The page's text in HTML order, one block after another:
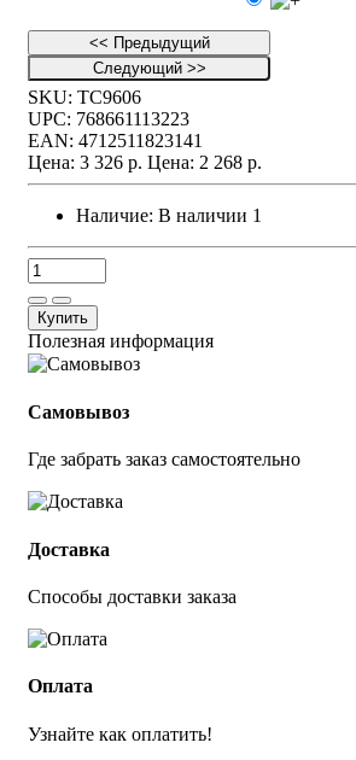
<< Предыдущий
Следующий >>
SKU: TC9606
UPC: 768661113223
EAN: 4712511823141
Цена: 3 326 р. Цена: 2 268 р.
Наличие: В наличии 1
Купить
Полезная информация
Самовывоз
Где забрать заказ самостоятельно
Доставка
Способы доставки заказа
Оплата
Узнайте как оплатить!